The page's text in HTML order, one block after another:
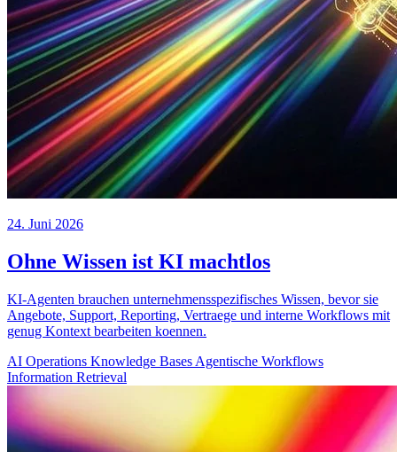
24. Juni 2026
Ohne Wissen ist KI machtlos
KI-Agenten brauchen unternehmensspezifisches Wissen, bevor sie
Angebote, Support, Reporting, Vertraege und interne Workflows mit
genug Kontext bearbeiten koennen.
AI Operations Knowledge Bases Agentische Workflows
Information Retrieval